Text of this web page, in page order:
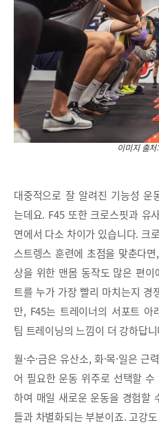
이미지 출
대중적으로 잘 알려진 기능성
는데요. F45 또한 크로스핏과 유
면에서 다소 차이가 있습니다. 크
스트렝스 훈련에 초점을 맞춘다
상을 위한 맨몸 동작도 많은 편
트를 누가 가장 빨리 마치는지 경
만, F45는 트레이너의 서포트
팀 트레이닝의 느낌이 더 강하답
월·수·금은 유산소, 화·목·일은
어 필요한 운동 위주로 선택할
하여 매일 새로운 운동을 경험할
들과 차별화되는 부분이죠. 고강